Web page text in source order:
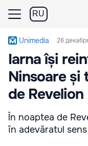
RU
Unimedia 26
Iarna își
Ninsoare și
de Revelion
În noaptea de
în adevăratul